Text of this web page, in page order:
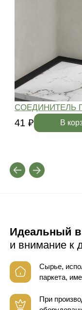
СОЕДИНИТЕЛЬ
41 ₽ В
Идеальный
и внимание к
Сырье,
паркета,
При